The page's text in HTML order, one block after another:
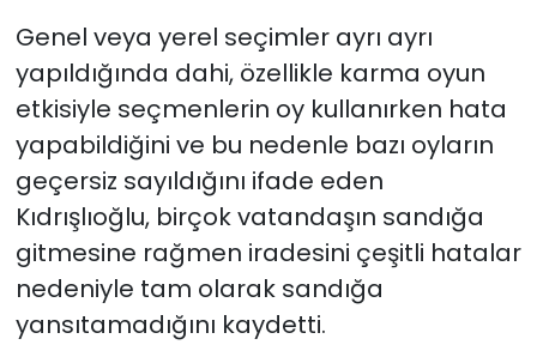
Genel veya yerel seçimler ayrı ayrı
yapıldığında dahi, özellikle karma oyun
etkisiyle seçmenlerin oy kullanırken hata
yapabildiğini ve bu nedenle bazı oyların
geçersiz sayıldığını ifade eden
Kıdrışlıoğlu, birçok vatandaşın sandığa
gitmesine rağmen iradesini çeşitli hatalar
nedeniyle tam olarak sandığa
yansıtamadığını kaydetti.